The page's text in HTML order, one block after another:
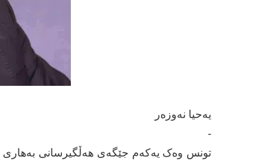
یەحیا نەوزەر
-
تونس وەک یەکەم جێگەی ھەڵگیرسانی